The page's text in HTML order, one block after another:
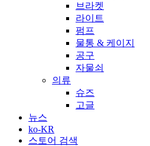
브라켓
라이트
펌프
물통 & 케이지
공구
자물쇠
의류
슈즈
고글
뉴스
ko-KR
스토어 검색